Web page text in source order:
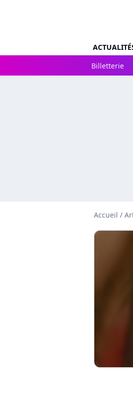
Billetterie
Accueil /